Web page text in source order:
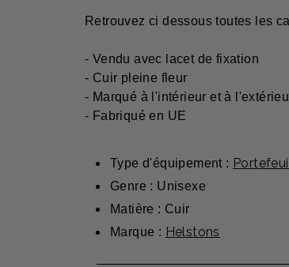
Retrouvez ci dessous toutes les
- Vendu avec lacet de fixation
- Cuir pleine fleur
- Marqué à l'intérieur et à
- Fabriqué en UE
Type d'équipement :
Genre : Unisexe
Matière : Cuir
Marque : Helstons